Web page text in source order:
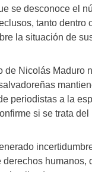
se desconoce el
tanto dentro
la situación de
de Nicolás Maduro
periodistas a la
si se trata
humanos,